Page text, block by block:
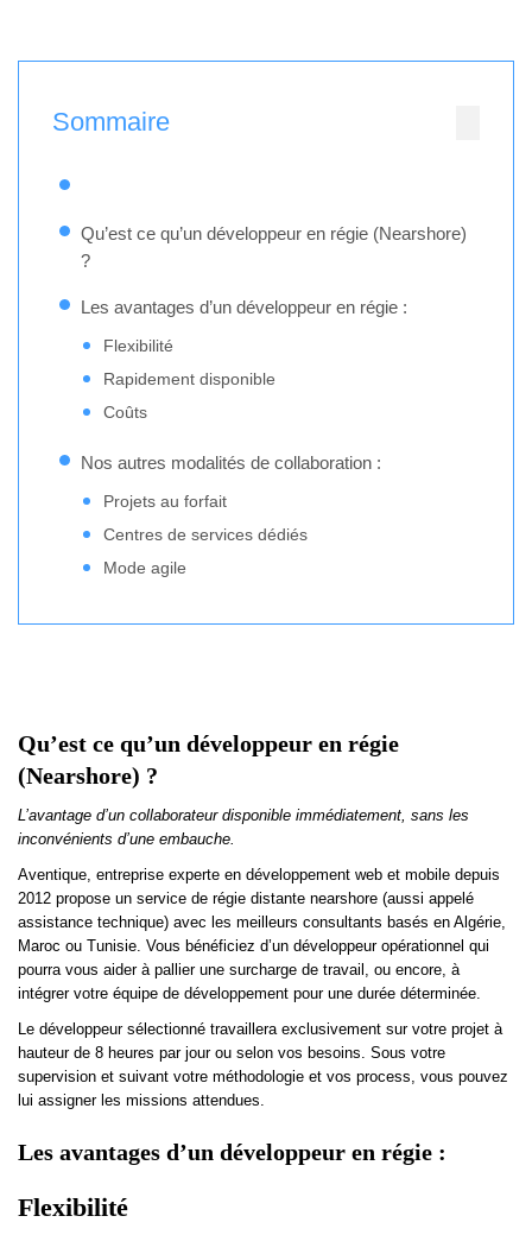
Sommaire
Qu’est ce qu’un développeur en régie (Nearshore)
?
Les avantages d’un développeur en régie :
Flexibilité
Rapidement disponible
Coûts
Nos autres modalités de collaboration :
Projets au forfait
Centres de services dédiés
Mode agile
Qu’est ce qu’un développeur en régie
(Nearshore) ?
L’avantage d’un collaborateur disponible immédiatement, sans les
inconvénients d’une embauche.
Aventique, entreprise experte en développement web et mobile depuis
2012 propose un service de régie distante nearshore (aussi appelé
assistance technique) avec les meilleurs consultants basés en Algérie,
Maroc ou Tunisie. Vous bénéficiez d’un développeur opérationnel qui
pourra vous aider à pallier une surcharge de travail, ou encore, à
intégrer votre équipe de développement pour une durée déterminée.
Le développeur sélectionné travaillera exclusivement sur votre projet à
hauteur de 8 heures par jour ou selon vos besoins. Sous votre
supervision et suivant votre méthodologie et vos process, vous pouvez
lui assigner les missions attendues.
Les avantages d’un développeur en régie :
Flexibilité